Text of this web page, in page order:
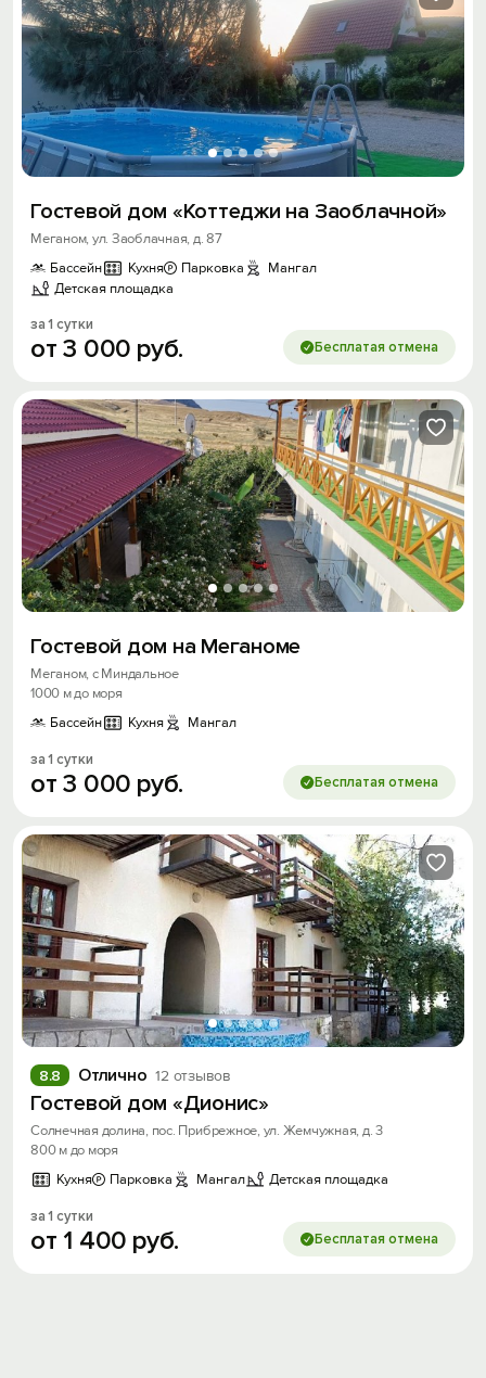
Гостевой дом «Коттеджи на Заоблачной»
Меганом, ул. Заоблачная, д. 87
Бассейн
Кухня Парковка
Мангал
Детская площадка
за 1 сутки
от3 000 руб. Бесплатая отмена
Гостевой дом на Меганоме
Меганом, с Миндальное
1000 м до моря
Бассейн
Кухня Мангал
за 1 сутки
от3 000 руб. Бесплатая отмена
Отлично 12 отзывов
8.8
Гостевой дом «Дионис»
Солнечная долина, пос. Прибрежное, ул. Жемчужная, д. 3
800 м до моря
Кухня
Парковка Мангал Детская площадка
за 1 сутки
от 1 400 руб. Бесплатая отмена